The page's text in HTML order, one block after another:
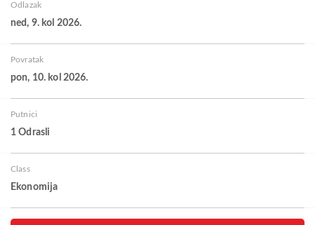
Odlazak
ned, 9. kol 2026.
Povratak
pon, 10. kol 2026.
Putnici
1 Odrasli
Class
Ekonomija